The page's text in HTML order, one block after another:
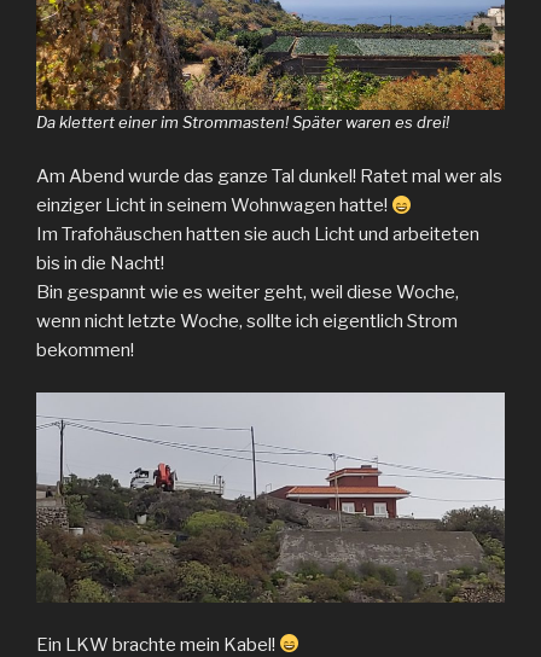
Da klettert einer im Strommasten! Später waren es drei!
Am Abend wurde das ganze Tal dunkel! Ratet mal wer als
einziger Licht in seinem Wohnwagen hatte!
Im Trafohäuschen hatten sie auch Licht und arbeiteten
bis in die Nacht!
Bin gespannt wie es weiter geht, weil diese Woche,
wenn nicht letzte Woche, sollte ich eigentlich Strom
bekommen!
Ein LKW brachte mein Kabel!